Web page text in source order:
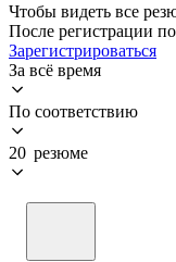
Чтобы видеть все
После регистрации
Зарегистрироваться
За всё время
По соответствию
20 резюме